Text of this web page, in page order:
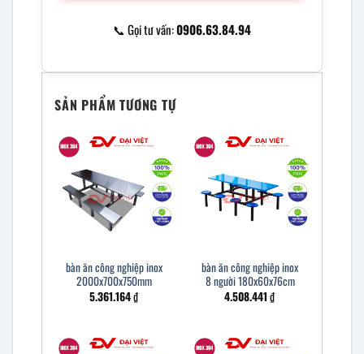
📞 Gọi tư vấn:0906.63.84.94
SẢN PHẨM TƯƠNG TỰ
bàn ăn công nghiệp inox
2000x700x750mm
5.361.164₫
bàn ăn công nghiệp inox
8 người 180x60x76cm
4.508.441 ₫